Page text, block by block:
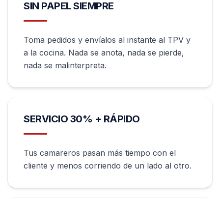
SIN PAPEL SIEMPRE
Toma pedidos y envíalos al instante al TPV y
a la cocina. Nada se anota, nada se pierde,
nada se malinterpreta.
SERVICIO 30% + RÁPIDO
Tus camareros pasan más tiempo con el
cliente y menos corriendo de un lado al otro.